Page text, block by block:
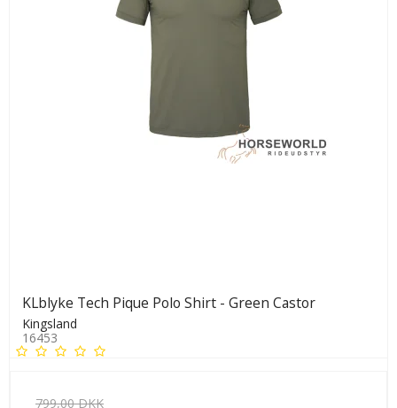
KLblyke Tech Pique Polo Shirt - Green Castor
Kingsland
16453
799,00 DKK